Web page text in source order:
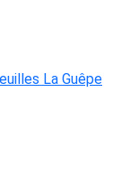
La Guêpe